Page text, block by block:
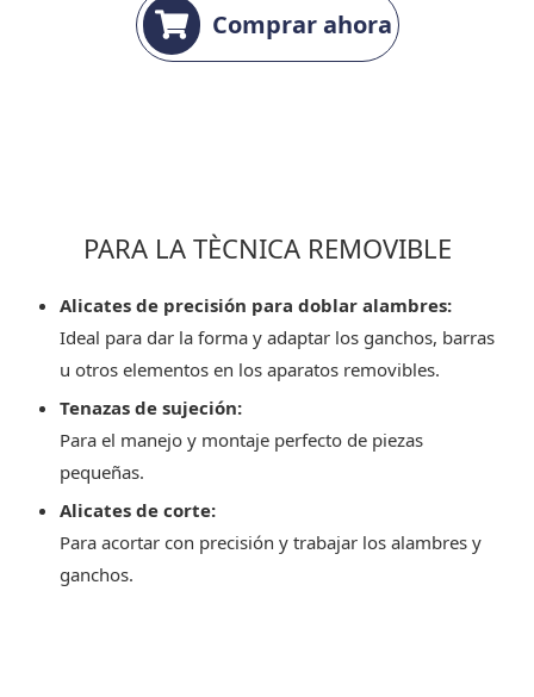
Comprar ahora
PARA LA TÈCNICA REMOVIBLE
Alicates de precisión para doblar alambres:
Ideal para dar la forma y adaptar los ganchos, barras
u otros elementos en los aparatos removibles.
Tenazas de sujeción:
Para el manejo y montaje perfecto de piezas
pequeñas.
Alicates de corte:
Para acortar con precisión y trabajar los alambres y
ganchos.